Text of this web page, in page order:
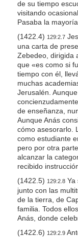
de su tiempo
visitando
Pasaba la
(1422.4) 129:2.7
una carta de
Zebedeo, dirigida
que «es como si
tiempo con él,
muchas
Jerusalén.
de enseñanza,
Aunque Anás
cómo asesorarlo.
como estudiante
pero por otra
alcanzar la
recibido
(1422.5) 129:2.8Ya
junto con las
de la tierra, de
familia. Todos
Anás, donde
(1422.6) 129:2.9